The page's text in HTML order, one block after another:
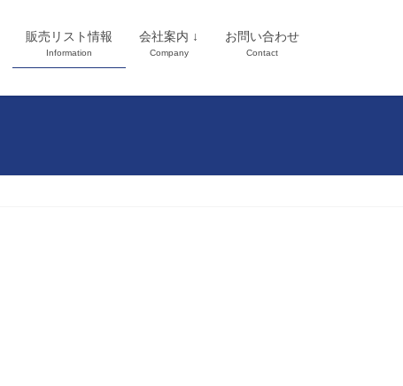
販売リスト情報
Information
会社案内 ↓
Company
お問い合わせ
Contact